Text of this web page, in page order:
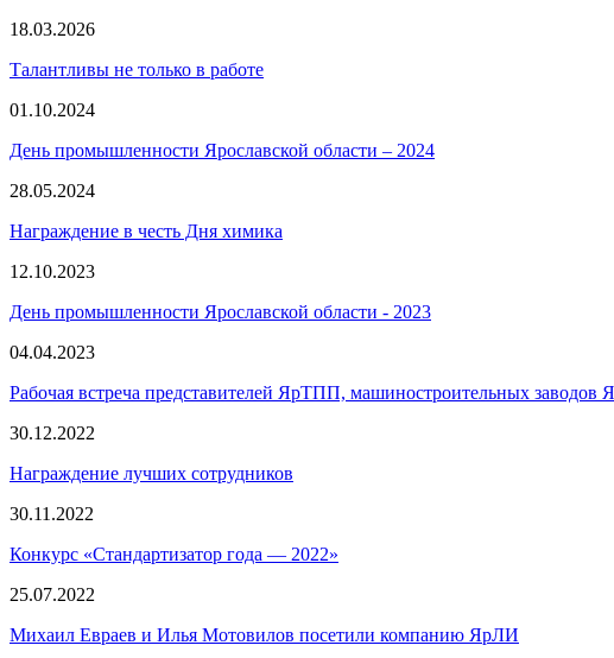
18.03.2026
Талантливы не только в работе
01.10.2024
День промышленности Ярославской области – 2024
28.05.2024
Награждение в честь Дня химика
12.10.2023
День промышленности Ярославской области ‑ 2023
04.04.2023
Рабочая встреча представителей ЯрТПП, машиностроительных
30.12.2022
Награждение лучших сотрудников
30.11.2022
Конкурс «Стандартизатор года — 2022»
25.07.2022
Михаил Евраев и Илья Мотовилов посетили компанию ЯрЛИ